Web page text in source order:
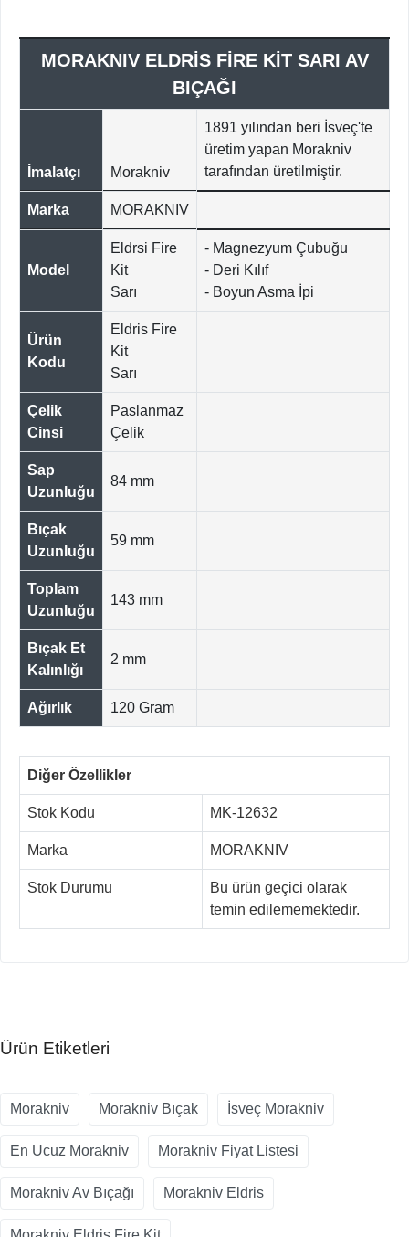
MORAKNIV ELDRİS FİRE KİT SARI AV
BIÇAĞI
İmalatçı Morakniv
1891 yılından beri İsveç'te
üretim yapan Morakniv
tarafından üretilmiştir.
Marka MORAKNIV
Model
Eldrsi Fire
Kit
Sarı
- Magnezyum Çubuğu
- Deri Kılıf
- Boyun Asma İpi
Ürün
Kodu
Eldris Fire
Kit
Sarı
Çelik
Cinsi
Paslanmaz
Çelik
Sap
Uzunluğu
84 mm
Bıçak
Uzunluğu
59 mm
Toplam
Uzunluğu
143 mm
Bıçak Et
Kalınlığı
2 mm
Ağırlık 120 Gram
Diğer Özellikler
Stok Kodu MK-12632
Marka MORAKNIV
Stok Durumu
Bu ürün geçici olarak
temin edilememektedir.
Ürün Etiketleri
Morakniv Morakniv Bıçak İsveç Morakniv
En Ucuz Morakniv Morakniv Fiyat Listesi
Morakniv Av Bıçağı Morakniv Eldris